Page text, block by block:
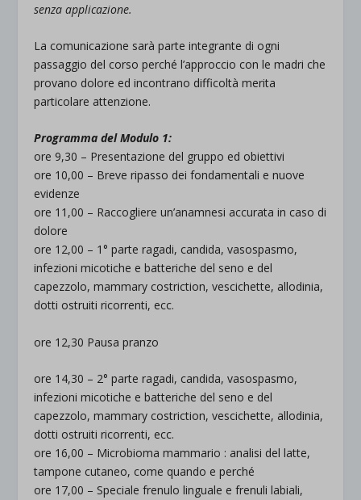
senza applicazione.
La comunicazione sarà parte integrante di ogni
passaggio del corso perché l’approccio con le madri che
provano dolore ed incontrano difficoltà merita
particolare attenzione.
Programma del Modulo 1:
ore 9,30 – Presentazione del gruppo ed obiettivi
ore 10,00 – Breve ripasso dei fondamentali e nuove
evidenze
ore 11,00 – Raccogliere un’anamnesi accurata in caso di
dolore
ore 12,00 – 1° parte ragadi, candida, vasospasmo,
infezioni micotiche e batteriche del seno e del
capezzolo, mammary costriction, vescichette, allodinia,
dotti ostruiti ricorrenti, ecc.
ore 12,30 Pausa pranzo
ore 14,30 – 2° parte ragadi, candida, vasospasmo,
infezioni micotiche e batteriche del seno e del
capezzolo, mammary costriction, vescichette, allodinia,
dotti ostruiti ricorrenti, ecc.
ore 16,00 – Microbioma mammario : analisi del latte,
tampone cutaneo, come quando e perché
ore 17,00 – Speciale frenulo linguale e frenuli labiali,